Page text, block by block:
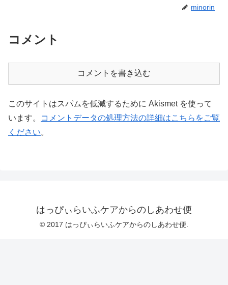
minorin
コメント
コメントを書き込む
このサイトはスパムを低減するために Akismet を使って
います。
コメントデータの処理方法の詳細はこちらをご覧
ください。
はっぴぃらいふケアからのしあわせ便
© 2017 はっぴぃらいふケアからのしあわせ便.